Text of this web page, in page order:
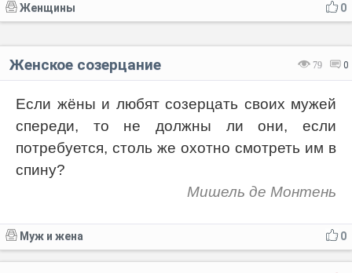
0
Женщины
79 0
Женское созерцание
Если жёны и любят созерцать своих мужей
спереди, то не должны ли они, если
потребуется, столь же охотно смотреть им в
спину?
Мишель де Монтень
0
Муж и жена